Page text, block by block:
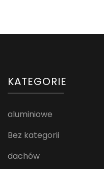
KATEGORIE
aluminiowe
Bez kategorii
dachów